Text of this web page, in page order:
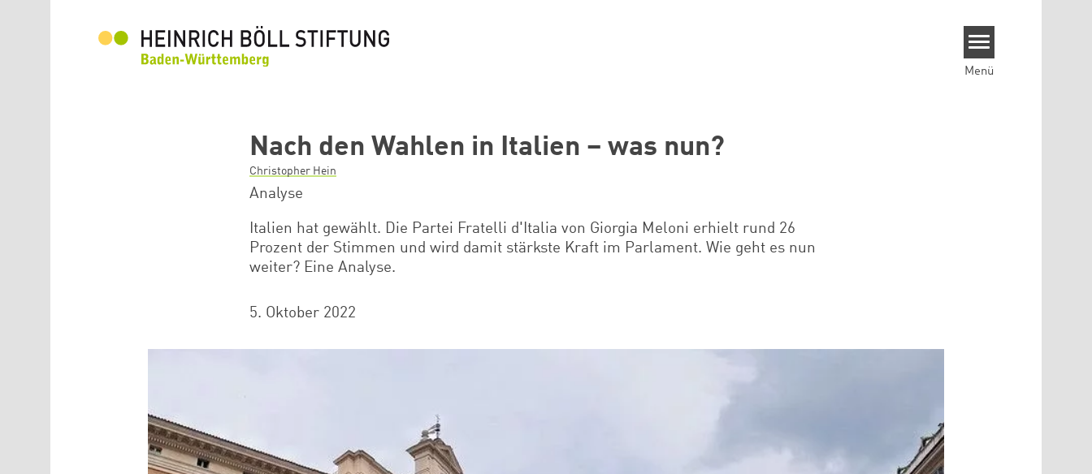
Menü
Nach den Wahlen in Italien – was nun?
Christopher Hein
Analyse
Italien hat gewählt. Die Partei Fratelli d'Italia von Giorgia Meloni erhielt rund 26
Prozent der Stimmen und wird damit stärkste Kraft im Parlament. Wie geht es nun
weiter? Eine Analyse.
5. Oktober 2022